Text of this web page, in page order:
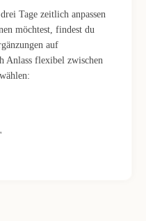
Tage zeitlich anpassen
möchtest, findest du
auf
Anlass flexibel zwischen